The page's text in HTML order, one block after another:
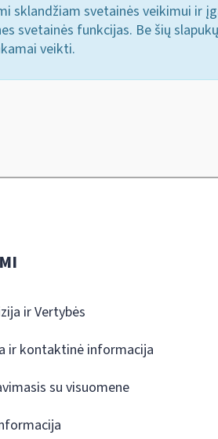
sklandžiam svetainės veikimui ir
svetainės funkcijas. Be šių
veikti.
ir Vertybės
ir kontaktinė informacija
su visuomene